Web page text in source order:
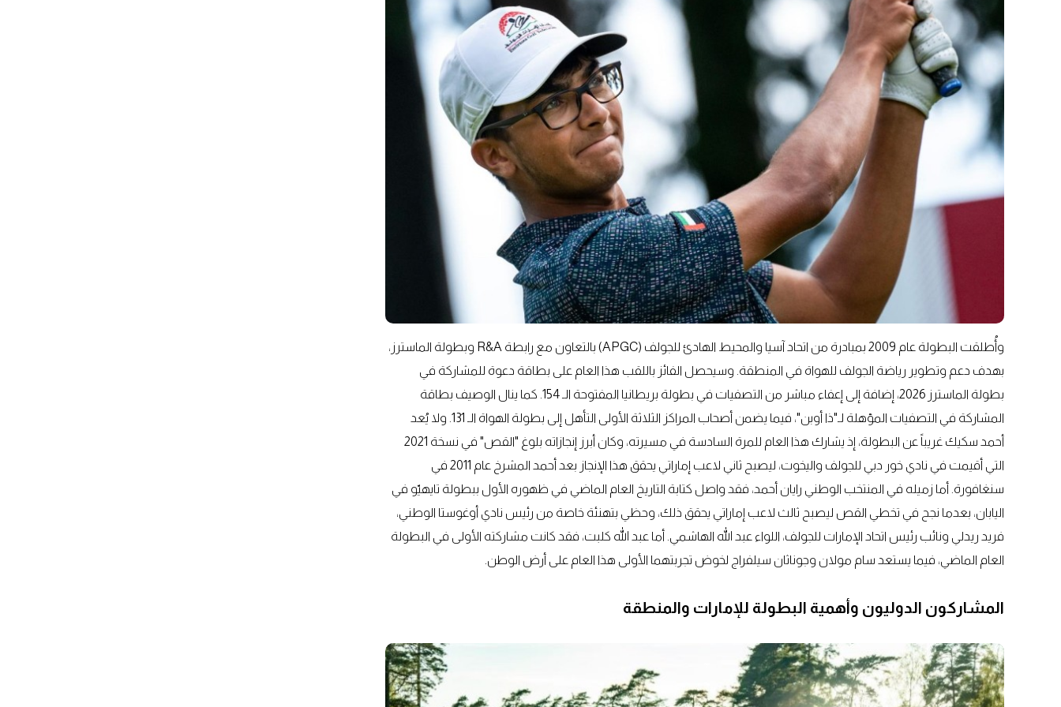
وأُطلقت البطولة عام 2009 بمبادرة من اتحاد آسيا والمحيط الهادئ للجولف (APGC) بالتعاون مع رابطة R&A وبطولة الماسترز،
بهدف دعم وتطوير رياضة الجولف للهواة في المنطقة. وسيحصل الفائز باللقب هذا العام على بطاقة دعوة للمشاركة في
بطولة الماسترز 2026، إضافة إلى إعفاء مباشر من التصفيات في بطولة بريطانيا المفتوحة الـ 154. كما ينال الوصيف بطاقة
المشاركة في التصفيات المؤهلة لـ"ذا أوبن"، فيما يضمن أصحاب المراكز الثلاثة الأولى التأهل إلى بطولة الهواة الـ 131. ولا يُعد
أحمد سكيك غريباً عن البطولة، إذ يشارك هذا العام للمرة السادسة في مسيرته، وكان أبرز إنجازاته بلوغ "القص" في نسخة 2021
التي أقيمت في نادي خور دبي للجولف واليخوت، ليصبح ثاني لاعب إماراتي يحقق هذا الإنجاز بعد أحمد المشرخ عام 2011 في
سنغافورة. أما زميله في المنتخب الوطني رايان أحمد، فقد واصل كتابة التاريخ العام الماضي في ظهوره الأول ببطولة تايهيّو في
اليابان، بعدما نجح في تخطي القص ليصبح ثالث لاعب إماراتي يحقق ذلك، وحظي بتهنئة خاصة من رئيس نادي أوغوستا الوطني،
فريد ريدلي ونائب رئيس اتحاد الإمارات للجولف، اللواء عبد الله الهاشمي. أما عبد الله كلبت، فقد كانت مشاركته الأولى في البطولة
العام الماضي، فيما يستعد سام مولان وجوناثان سيلفراج لخوض تجربتهما الأولى هذا العام على أرض الوطن.
المشاركون الدوليون وأهمية البطولة للإمارات والمنطقة